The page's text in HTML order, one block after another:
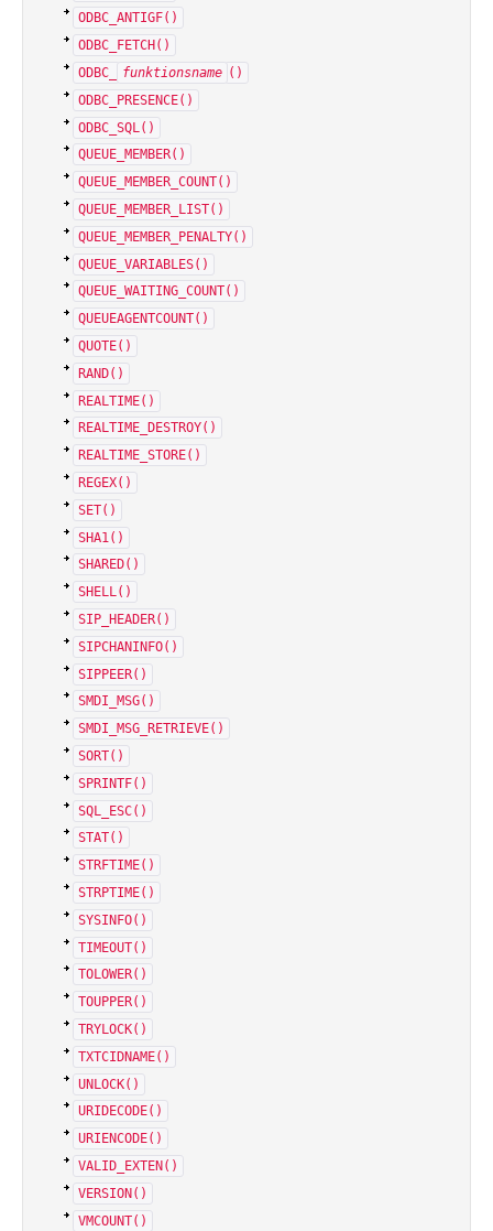
ODBC_ANTIGF()
ODBC_FETCH()
ODBC_
funktionsname ()
ODBC_PRESENCE()
ODBC_SQL()
QUEUE_MEMBER()
QUEUE_MEMBER_COUNT()
QUEUE_MEMBER_LIST()
QUEUE_MEMBER_PENALTY()
QUEUE_VARIABLES()
QUEUE_WAITING_COUNT()
QUEUEAGENTCOUNT()
QUOTE()
RAND()
REALTIME()
REALTIME_DESTROY()
REALTIME_STORE()
REGEX()
SET()
SHA1()
SHARED()
SHELL()
SIP_HEADER()
SIPCHANINFO()
SIPPEER()
SMDI_MSG()
SMDI_MSG_RETRIEVE()
SORT()
SPRINTF()
SQL_ESC()
STAT()
STRFTIME()
STRPTIME()
SYSINFO()
TIMEOUT()
TOLOWER()
TOUPPER()
TRYLOCK()
TXTCIDNAME()
UNLOCK()
URIDECODE()
URIENCODE()
VALID_EXTEN()
VERSION()
VMCOUNT()